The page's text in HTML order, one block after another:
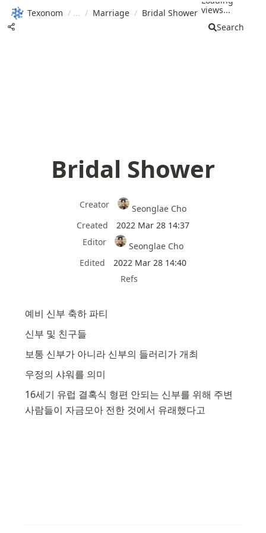
Texonom / / Marriage / Bridal Shower views...
Search
Bridal Shower
Creator
Seonglae Cho
Created
2022 Mar 28 14:37
Editor
Seonglae Cho
Edited
2022 Mar 28 14:40
Refs
예비 신부 축하 파티
신부 및 친구들
보통 신부가 아니라 신부의 들러리가 개최
우정의 샤워를 의미
16세기 유럽 결혹식 형편 안되는 신부를 위해 주변
사람들이 자금모아 전한 것에서 유래했다고